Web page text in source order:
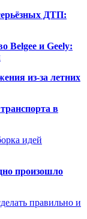
ДТП:
Belgee и Geely:
из-за летних
в
идей
произошло
правильно и